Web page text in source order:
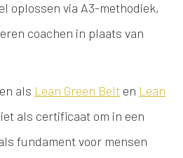
oplossen via A3-methodiek,
coachen in plaats van
als Lean Green Belt en Lean
als certificaat om in een
fundament voor mensen